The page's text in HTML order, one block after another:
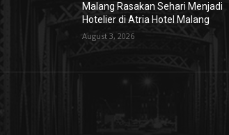
Malang Rasakan Sehari Menjadi
Hotelier di Atria Hotel Malang
August 3, 2026